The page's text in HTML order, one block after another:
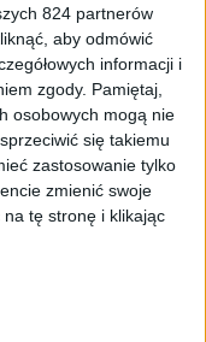
824 partnerów
aby odmówić
informacji i
zgody. Pamiętaj,
osobowych mogą nie
się takiemu
zastosowanie tylko
zmienić swoje
tę stronę i klikając
4.1
12 Mpix
Leica
RS IMX286
Full HD przy 60